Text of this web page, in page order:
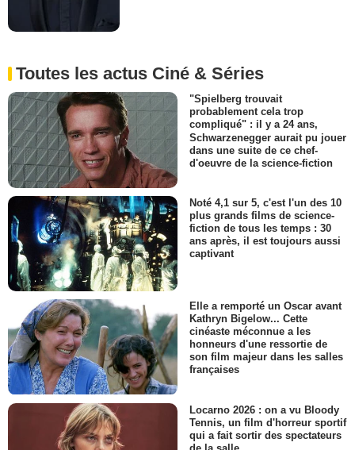
Toutes les actus Ciné & Séries
"Spielberg trouvait
probablement cela trop
compliqué" : il y a 24 ans,
Schwarzenegger aurait pu jouer
dans une suite de ce chef-
d'oeuvre de la science-fiction
Noté 4,1 sur 5, c'est l'un des 10
plus grands films de science-
fiction de tous les temps : 30
ans après, il est toujours aussi
captivant
Elle a remporté un Oscar avant
Kathryn Bigelow... Cette
cinéaste méconnue a les
honneurs d'une ressortie de
son film majeur dans les salles
françaises
Locarno 2026 : on a vu Bloody
Tennis, un film d'horreur sportif
qui a fait sortir des spectateurs